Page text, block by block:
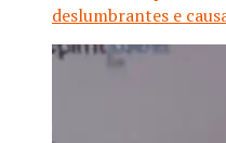
deslumbrantes e